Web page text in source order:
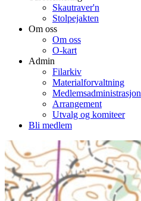
Skautraver'n
Stolpejakten
Om oss
Om oss
O-kart
Admin
Filarkiv
Materialforvaltning
Medlemsadministrasjon
Arrangement
Utvalg og komiteer
Bli medlem